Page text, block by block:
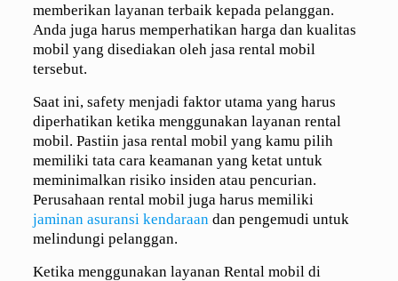
memberikan layanan terbaik kepada pelanggan.
Anda juga harus memperhatikan harga dan kualitas
mobil yang disediakan oleh jasa rental mobil
tersebut.
Saat ini, safety menjadi faktor utama yang harus
diperhatikan ketika menggunakan layanan rental
mobil. Pastiin jasa rental mobil yang kamu pilih
memiliki tata cara keamanan yang ketat untuk
meminimalkan risiko insiden atau pencurian.
Perusahaan rental mobil juga harus memiliki
jaminan asuransi kendaraan dan pengemudi untuk
melindungi pelanggan.
Ketika menggunakan layanan Rental mobil di